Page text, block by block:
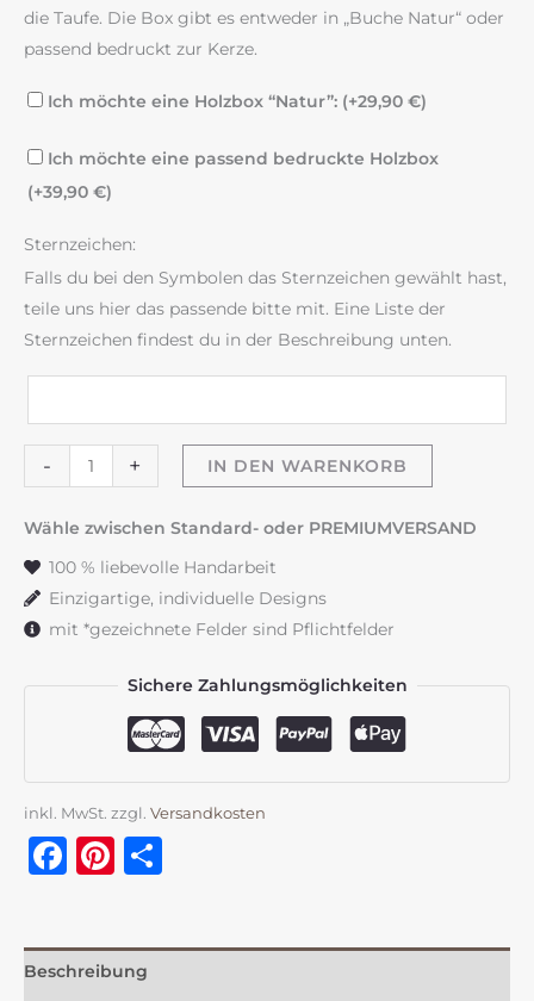
die Taufe. Die Box gibt es entweder in „Buche Natur“ oder
passend bedruckt zur Kerze.
Ich möchte eine Holzbox “Natur”: (+29,90 €)
Ich möchte eine passend bedruckte Holzbox
(+39,90 €)
Sternzeichen:
Falls du bei den Symbolen das Sternzeichen gewählt hast,
teile uns hier das passende bitte mit. Eine Liste der
Sternzeichen findest du in der Beschreibung unten.
-
Taufkerze
"Flowerloop"
frühlingsrosa
+ IN DEN WARENKORB
Wähle zwischen Standard- oder PREMIUMVERSAND
100 % liebevolle Handarbeit
Einzigartige, individuelle Designs
mit *gezeichnete Felder sind Pflichtfelder
Sichere Zahlungsmöglichkeiten
inkl. MwSt. zzgl. Versandkosten
Facebook
Pinterest
Beschreibung